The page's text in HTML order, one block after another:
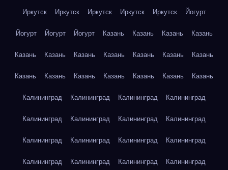
Иркутск Иркутск Иркутск Иркутск Иркутск Йогурт
Йогурт Йогурт Йогурт Казань Казань Казань Казань
Казань Казань Казань Казань Казань Казань Казань
Казань Казань Казань Казань Казань Казань Казань
Калининград Калининград Калининград Калининград
Калининград Калининград Калининград Калининград
Калининград Калининград Калининград Калининград
Калининград Калининград Калининград Калининград